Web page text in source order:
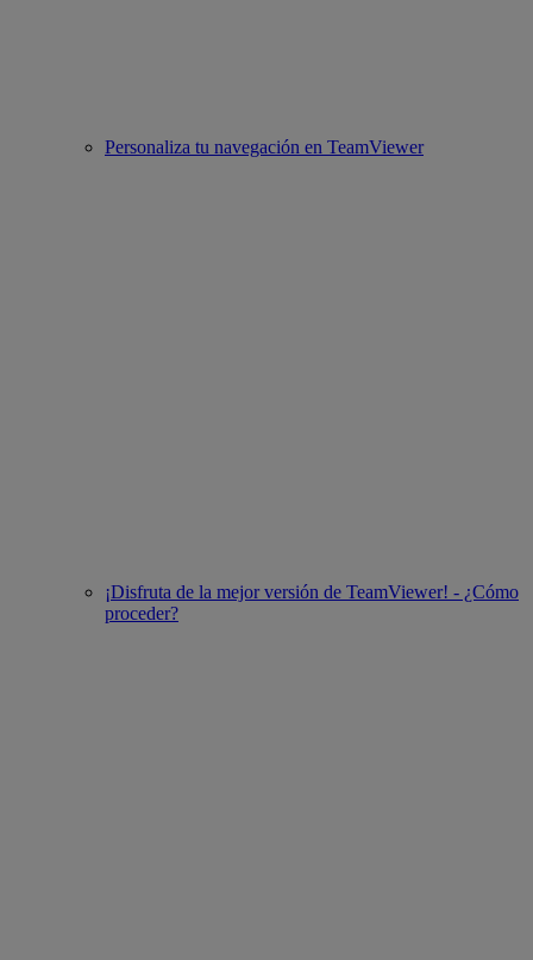
Personaliza tu navegación en TeamViewer
¡Disfruta de la mejor versión de TeamViewer! - ¿Cómo
proceder?